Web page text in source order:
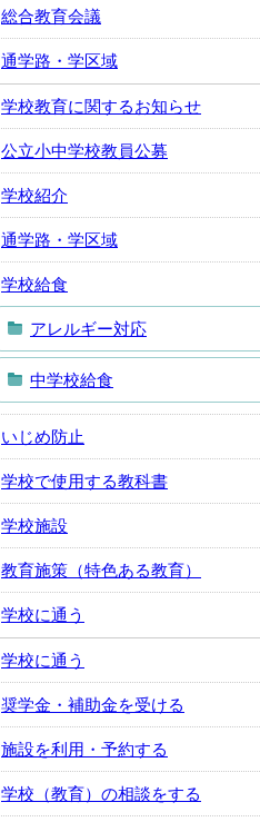
総合教育会議
通学路・学区域
学校教育に関するお知らせ
公立小中学校教員公募
学校紹介
通学路・学区域
学校給食
アレルギー対応
中学校給食
いじめ防止
学校で使用する教科書
学校施設
教育施策（特色ある教育）
学校に通う
学校に通う
奨学金・補助金を受ける
施設を利用・予約する
学校（教育）の相談をする